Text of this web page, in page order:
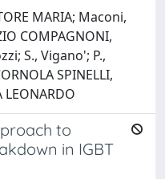
MARIA; Maconi,
COMPAGNONI,
S., Vigano'; P.,
SPINELLI,
to
in IGBT